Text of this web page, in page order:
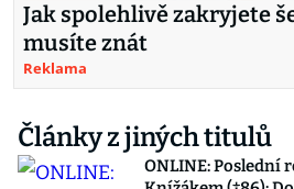
Jak spolehlivě zakryjete
musíte znát
Reklama
Články z jiných titulů
ONLINE: Poslední